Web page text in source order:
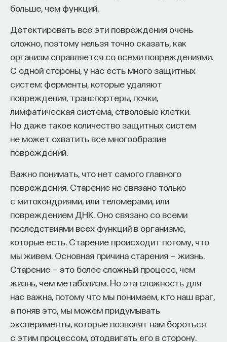
больше, чем функций.
Детектировать все эти повреждения очень
сложно, поэтому нельзя точно сказать, как
организм справляется со всеми повреждениями.
С одной стороны, у нас есть много защитных
систем: ферменты, которые удаляют
повреждения, транспортеры, почки,
лимфатическая система, стволовые клетки.
Но даже такое количество защитных систем
не может охватить все многообразие
повреждений.
Важно понимать, что нет самого главного
повреждения. Старение не связано только
с митохондриями, или теломерами, или
повреждением ДНК. Оно связано со всеми
последствиями всех функций в организме,
которые есть. Старение происходит потому, что
мы живем. Основная причина старения — жизнь.
Старение — это более сложный процесс, чем
жизнь, чем метаболизм. Но эта сложность для
нас важна, потому что мы понимаем, кто наш враг,
а поняв это, мы можем придумывать
эксперименты, которые позволят нам бороться
с этим процессом, отодвигать его в сторону.
Или политических элит, например.
Николай Дронин, географ:
Глобальное потепление — это трендовое
повышение средней температуры на Земле
за последние 100 лет. Оно вычисляется
по данным метеостанций всего мира. Этот
расчет показывает, что температура
повышается, и повышается трендово, то есть это
значимый тренд, а не просто колебания вокруг
некоторого многолетнего среднего значения
является существенным изменением.
На сегодняшний день в мире доминирует теория
о том, что основной причиной глобального
потепления являются выбросы парниковых газов.
В этом отношении в научном сообществе
наблюдается небывалый консенсус: 97%
публикаций по теме изменения климата
поддерживали теорию о том, что глобальное
потепление связано с выбросами парниковых
газов, в первую очередь CO2, промышленностью.